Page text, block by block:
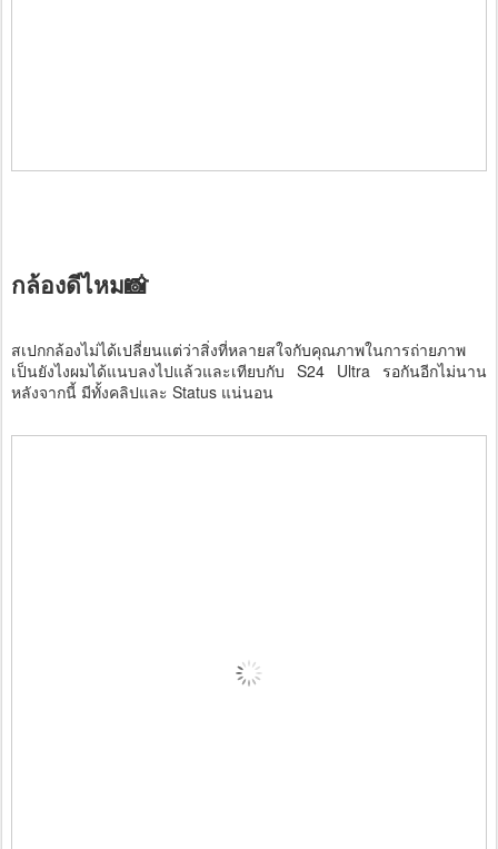
กล้องดีไหม📸
สเปกกล้องไม่ได้เปลี่ยนแต่ว่าสิ่งที่หลายสใจกับคุณภาพในการถ่ายภาพ
เป็นยังไงผมได้แนบลงไปแล้วและเทียบกับ S24 Ultra รอกันอีกไม่นาน
หลังจากนี้ มีทั้งคลิปและ Status แน่นอน